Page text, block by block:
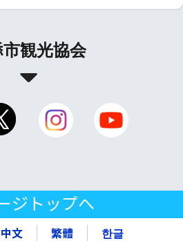
観光協会
ジトップへ
中文 繁體 한글